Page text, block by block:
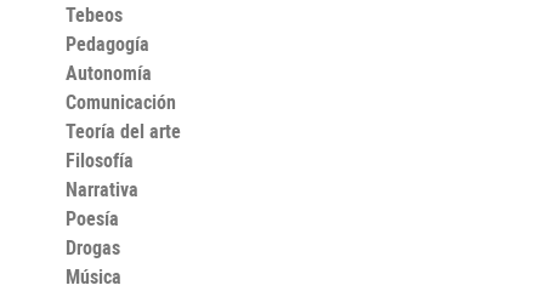
Tebeos
Pedagogía
Autonomía
Comunicación
Teoría del arte
Filosofía
Narrativa
Poesía
Drogas
Música